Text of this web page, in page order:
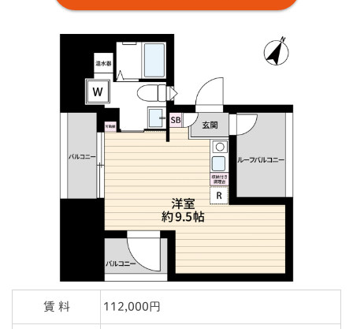
賃 料 112,000円